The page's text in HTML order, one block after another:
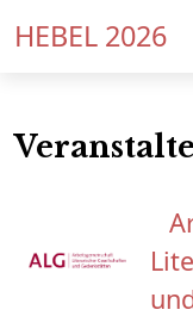
HEBEL 2026